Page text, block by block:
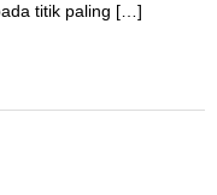
titik paling […]